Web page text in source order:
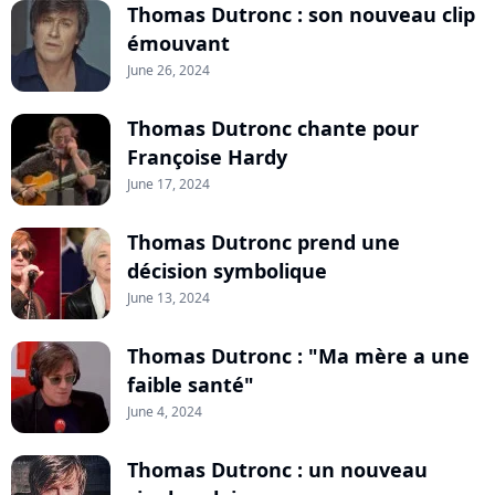
Thomas Dutronc : son nouveau clip
émouvant
June 26, 2024
Thomas Dutronc chante pour
Françoise Hardy
June 17, 2024
Thomas Dutronc prend une
décision symbolique
June 13, 2024
Thomas Dutronc : "Ma mère a une
faible santé"
June 4, 2024
Thomas Dutronc : un nouveau